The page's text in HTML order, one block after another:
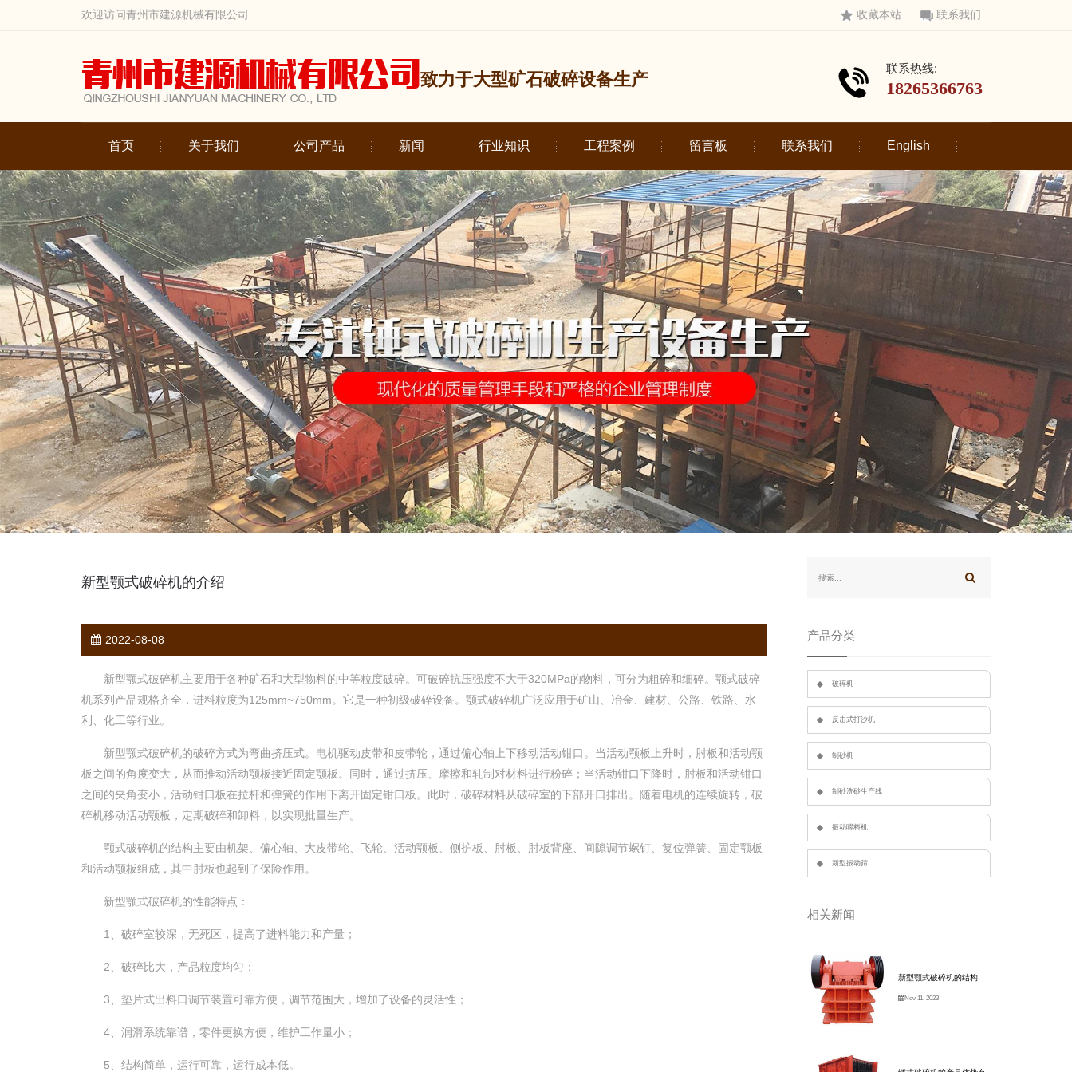
欢迎访问青州市建源机械有限公司 收藏本站 联系我们
致力于大型矿石破碎设备生产
联系热线:
18265366763
首页 关于我们 公司产品 新闻 行业知识 工程案例 留言板 联系我们 English
新型颚式破碎机的介绍
2022-08-08
新型颚式破碎机主要用于各种矿石和大型物料的中等粒度破碎。可破碎抗压强度不大于320MPa的物料，可分为粗碎和细碎。颚式破碎
机系列产品规格齐全，进料粒度为125mm~750mm。它是一种初级破碎设备。颚式破碎机广泛应用于矿山、冶金、建材、公路、铁路、水
利、化工等行业。
新型颚式破碎机的破碎方式为弯曲挤压式。电机驱动皮带和皮带轮，通过偏心轴上下移动活动钳口。当活动颚板上升时，肘板和活动颚
板之间的角度变大，从而推动活动颚板接近固定颚板。同时，通过挤压、摩擦和轧制对材料进行粉碎；当活动钳口下降时，肘板和活动钳口
之间的夹角变小，活动钳口板在拉杆和弹簧的作用下离开固定钳口板。此时，破碎材料从破碎室的下部开口排出。随着电机的连续旋转，破
碎机移动活动颚板，定期破碎和卸料，以实现批量生产。
颚式破碎机的结构主要由机架、偏心轴、大皮带轮、飞轮、活动颚板、侧护板、肘板、肘板背座、间隙调节螺钉、复位弹簧、固定颚板
和活动颚板组成，其中肘板也起到了保险作用。
新型颚式破碎机的性能特点：
1、破碎室较深，无死区，提高了进料能力和产量；
2、破碎比大，产品粒度均匀；
3、垫片式出料口调节装置可靠方便，调节范围大，增加了设备的灵活性；
4、润滑系统靠谱，零件更换方便，维护工作量小；
5、结构简单，运行可靠，运行成本低。
产品分类
破碎机
反击式打沙机
制砂机
制砂洗砂生产线
振动喂料机
新型振动筛
相关新闻
新型颚式破碎机的结构
Nov 11, 2023